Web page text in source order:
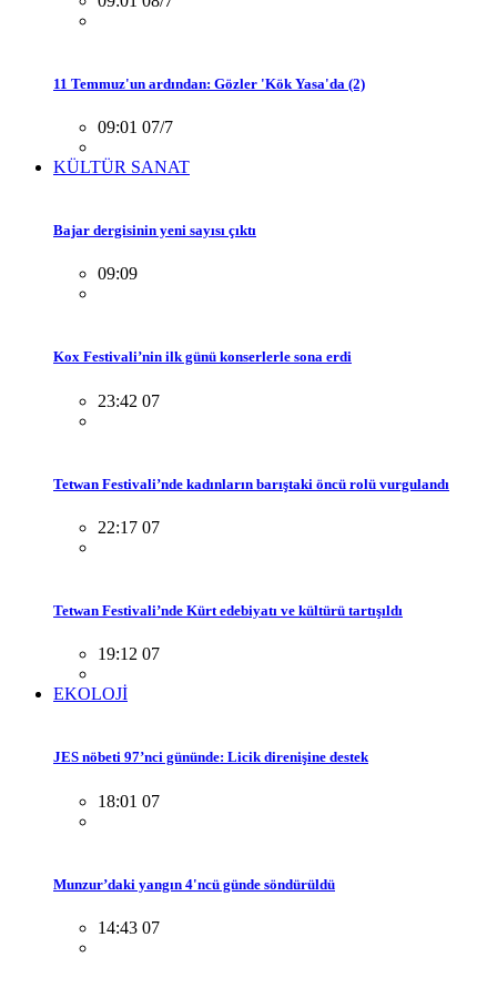
11 Temmuz'un ardından: Gözler 'Kök Yasa'da (2)
09:01 07/7
KÜLTÜR SANAT
Bajar dergisinin yeni sayısı çıktı
09:09
Kox Festivali’nin ilk günü konserlerle sona erdi
23:42 07
Tetwan Festivali’nde kadınların barıştaki öncü rolü vurgulandı
22:17 07
Tetwan Festivali’nde Kürt edebiyatı ve kültürü tartışıldı
19:12 07
EKOLOJİ
JES nöbeti 97’nci gününde: Licik direnişine destek
18:01 07
Munzur’daki yangın 4'ncü günde söndürüldü
14:43 07